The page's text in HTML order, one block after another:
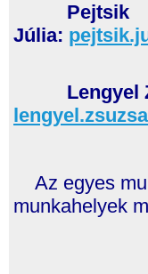
Pejtsik
Júlia:
Lengyel
Az egyes
munkahelyek